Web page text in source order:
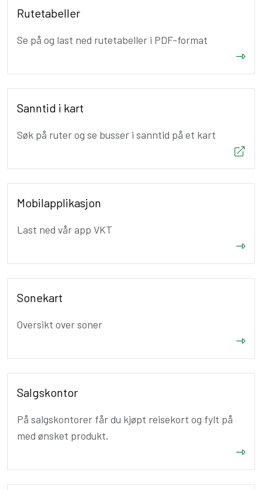
Rutetabeller
Se på og last ned rutetabeller i PDF-format
Sanntid i kart
Søk på ruter og se busser i sanntid på et kart
Mobilapplikasjon
Last ned vår app VKT
Sonekart
Oversikt over soner
Salgskontor
På salgskontorer får du kjøpt reisekort og fylt på
med ønsket produkt.